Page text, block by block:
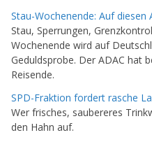
Stau-Wochenende: Auf
Stau, Sperrungen,
Wochenende wird auf
Geduldsprobe. Der ADAC hat
Reisende.
SPD-Fraktion fordert rasche
Wer frisches, saubereres
den Hahn auf.